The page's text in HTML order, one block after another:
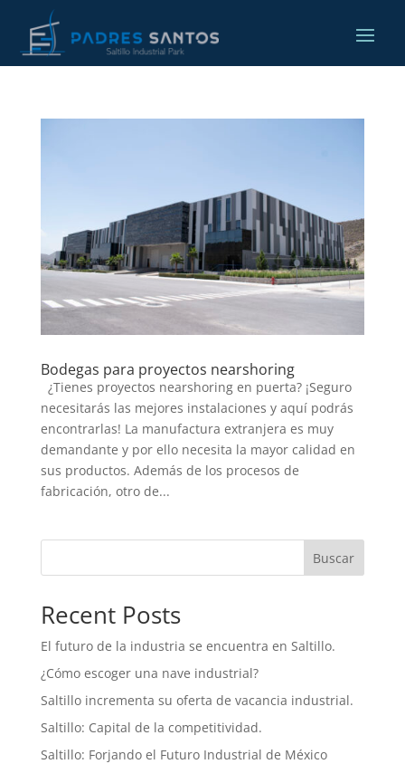
Bodegas para proyectos nearshoring
¿Tienes proyectos nearshoring en puerta? ¡Seguro
necesitarás las mejores instalaciones y aquí podrás
encontrarlas! La manufactura extranjera es muy
demandante y por ello necesita la mayor calidad en
sus productos. Además de los procesos de
fabricación, otro de...
Buscar
Recent Posts
El futuro de la industria se encuentra en Saltillo.
¿Cómo escoger una nave industrial?
Saltillo incrementa su oferta de vacancia industrial.
Saltillo: Capital de la competitividad.
Saltillo: Forjando el Futuro Industrial de México